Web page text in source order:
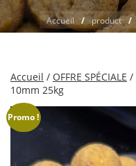
Accueil product
Accueil / OFFRE SPÉCIALE /
10mm 25kg
Promo !